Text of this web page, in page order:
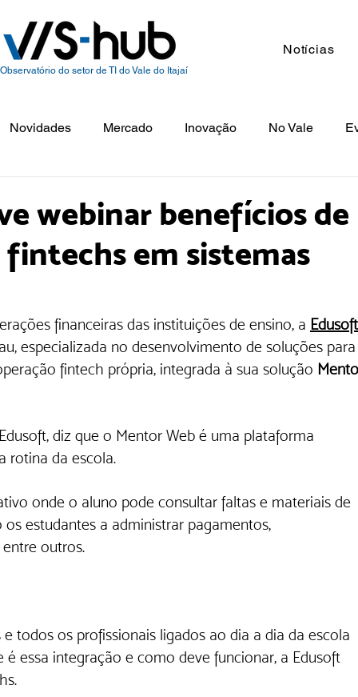
Observatório do setor de TI do Vale do Itajaí
Notícias
Novidades Mercado Inovação No Vale
webinar benefícios de
em sistemas
financeiras das instituições de ensino, a Edusoft
especializada no desenvolvimento de soluções
fintech própria, integrada à sua solução
diz que o Mentor Web é uma plataforma
rotina da escola.
onde o aluno pode consultar faltas e materiais de
estudantes a administrar pagamentos,
outros.
todos os profissionais ligados ao dia a dia da escola
essa integração e como deve funcionar, a Edusoft